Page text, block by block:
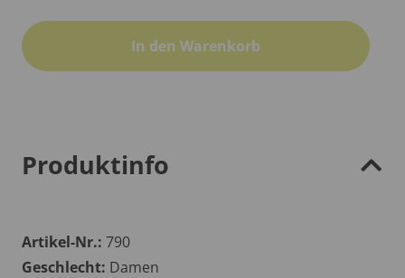
In den Warenkorb
Produktinfo
Artikel-Nr.: 790
Geschlecht: Damen